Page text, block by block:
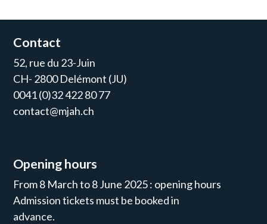
Contact
52, rue du 23-Juin
CH- 2800 Delémont (JU)
0041 (0)32 422 80 77
contact@mjah.ch
Opening hours
From 8 March to 8 June 2025 : opening hours
Admission tickets must be booked in
advance.